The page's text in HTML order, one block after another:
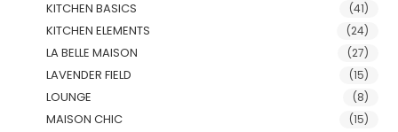
KITCHEN BASICS (41)
KITCHEN ELEMENTS (24)
LA BELLE MAISON (27)
LAVENDER FIELD (15)
LOUNGE (8)
MAISON CHIC (15)